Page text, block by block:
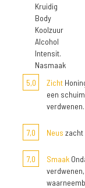
Kruidig
Body
Koolzuur
Alcohol
Intensit.
Nasmaak
5,0
Zicht
een
verdwenen.
7,0 Neus zacht
7,0 Smaak